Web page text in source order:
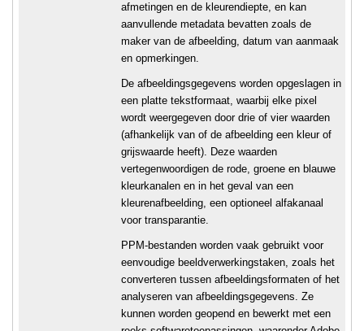
afmetingen en de kleurendiepte, en kan
aanvullende metadata bevatten zoals de
maker van de afbeelding, datum van aanmaak
en opmerkingen.
De afbeeldingsgegevens worden opgeslagen in
een platte tekstformaat, waarbij elke pixel
wordt weergegeven door drie of vier waarden
(afhankelijk van of de afbeelding een kleur of
grijswaarde heeft). Deze waarden
vertegenwoordigen de rode, groene en blauwe
kleurkanalen en in het geval van een
kleurenafbeelding, een optioneel alfakanaal
voor transparantie.
PPM-bestanden worden vaak gebruikt voor
eenvoudige beeldverwerkingstaken, zoals het
converteren tussen afbeeldingsformaten of het
analyseren van afbeeldingsgegevens. Ze
kunnen worden geopend en bewerkt met een